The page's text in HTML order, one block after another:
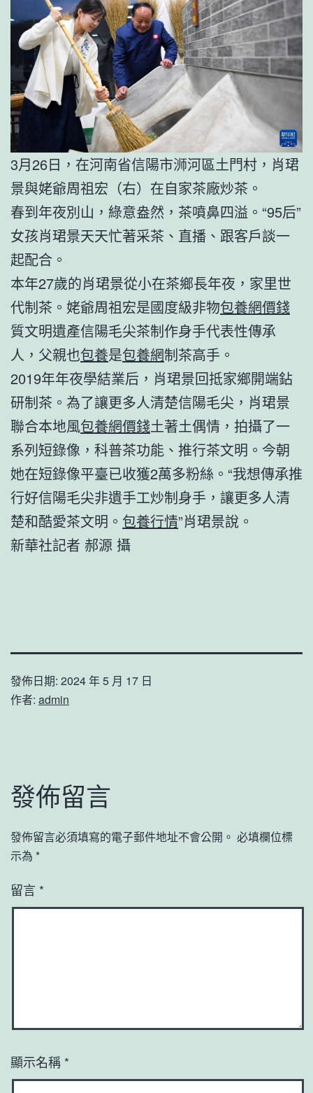
3月26日，在河南省信陽市浉河區土門村，肖珺
景與姥爺周祖宏（右）在自家茶廠炒茶。
春到年夜別山，綠意盎然，茶噴鼻四溢。“95后”
女孩肖珺景天天忙著采茶、直播、跟客戶談一
起配合。
本年27歲的肖珺景從小在茶鄉長年夜，家里世
代制茶。姥爺周祖宏是國度級非物包養網價錢
質文明遺產信陽毛尖茶制作身手代表性傳承
人，父親也包養是包養網制茶高手。
2019年年夜學結業后，肖珺景回抵家鄉開端鉆
研制茶。為了讓更多人清楚信陽毛尖，肖珺景
聯合本地風包養網價錢土著土偶情，拍攝了一
系列短錄像，科普茶功能、推行茶文明。今朝
她在短錄像平臺已收獲2萬多粉絲。“我想傳承推
行好信陽毛尖非遺手工炒制身手，讓更多人清
楚和酷愛茶文明。 包養行情”肖珺景說。
新華社記者 郝源 攝
發佈日期: 2024 年 5 月 17 日
作者: admin
發佈留言
發佈留言必須填寫的電子郵件地址不會公開。 必填欄位標
示為 *
留言 *
顯示名稱 *